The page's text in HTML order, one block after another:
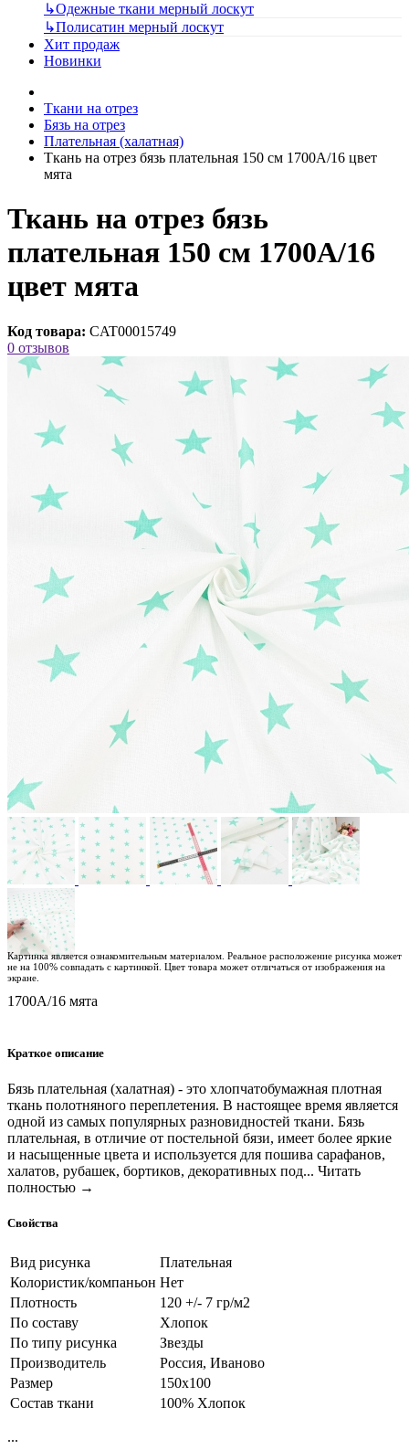
↳Одежные ткани мерный лоскут
↳Полисатин мерный лоскут
Хит продаж
Новинки
Ткани на отрез
Бязь на отрез
Плательная (халатная)
Ткань на отрез бязь плательная 150 см 1700А/16 цвет
мята
Ткань на отрез бязь
плательная 150 см 1700А/16
цвет мята
Код товара: CAT00015749
0 отзывов
Картинка является ознакомительным материалом. Реальное расположение рисунка может
не на 100% совпадать с картинкой. Цвет товара может отличаться от изображения на
экране.
1700А/16 мята
Краткое описание
Бязь плательная (халатная) - это хлопчатобумажная плотная
ткань полотняного переплетения. В настоящее время является
одной из самых популярных разновидностей ткани. Бязь
плательная, в отличие от постельной бязи, имеет более яркие
и насыщенные цвета и используется для пошива сарафанов,
халатов, рубашек, бортиков, декоративных под... Читать
полностью →
Свойства
Вид рисунка
Плательная
Колористик/компаньон Нет
Плотность
120 +/- 7 гр/м2
По составу
Хлопок
По типу рисунка
Звезды
Производитель
Россия, Иваново
Размер
150х100
Состав ткани
100% Хлопок
...